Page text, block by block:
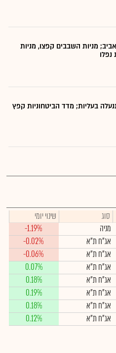
מניות השבבים קפצו, מניות
נפלו
בעליות; מדד הביטחוניות קפץ
סוג
שינוי יומי
מניה
-1.19%
אג"ח ת"א
-0.02%
אג"ח ת"א
-0.06%
אג"ח ת"א
0.07%
אג"ח ת"א
0.18%
אג"ח ת"א
0.19%
אג"ח ת"א
0.18%
אג"ח ת"א 0.12%